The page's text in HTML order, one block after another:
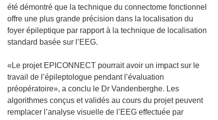
été démontré que la technique du connectome fonctionnel
offre une plus grande précision dans la localisation du
foyer épileptique par rapport à la technique de localisation
standard basée sur l’EEG.
«Le projet EPICONNECT pourrait avoir un impact sur le
travail de l’épileptologue pendant l’évaluation
préopératoire», a conclu le Dr Vandenberghe. Les
algorithmes conçus et validés au cours du projet peuvent
remplacer l’analyse visuelle de l’EEG effectuée par